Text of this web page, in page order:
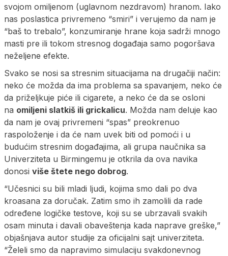
svojom omiljenom (uglavnom nezdravom) hranom. Iako
nas poslastica privremeno “smiri” i verujemo da nam je
“baš to trebalo”, konzumiranje hrane koja sadrži mnogo
masti pre ili tokom stresnog događaja samo pogoršava
neželjene efekte.
Svako se nosi sa stresnim situacijama na drugačiji način:
neko će možda da ima problema sa spavanjem, neko će
da priželjkuje piće ili cigarete, a neko će da se osloni
na omiljeni slatkiš ili grickalicu. Možda nam deluje kao
da nam je ovaj privremeni “spas” preokrenuo
raspoloženje i da će nam uvek biti od pomoći i u
budućim stresnim događajima, ali grupa naučnika sa
Univerziteta u Birmingemu je otkrila da ova navika
donosi više štete nego dobrog.
“Učesnici su bili mladi ljudi, kojima smo dali po dva
kroasana za doručak. Zatim smo ih zamolili da rade
određene logičke testove, koji su se ubrzavali svakih
osam minuta i davali obaveštenja kada naprave greške,”
objašnjava autor studije za oficijalni sajt univerziteta.
“Želeli smo da napravimo simulaciju svakdonevnog